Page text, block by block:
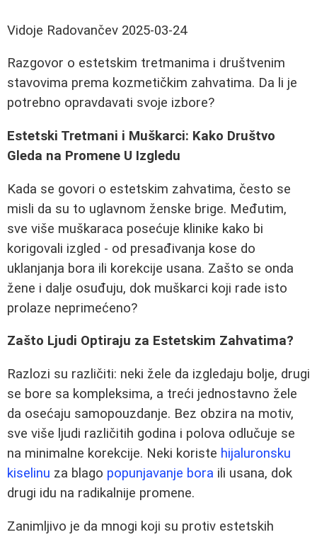
Vidoje Radovančev 2025-03-24
Razgovor o estetskim tretmanima i društvenim
stavovima prema kozmetičkim zahvatima. Da li je
potrebno opravdavati svoje izbore?
Estetski Tretmani i Muškarci: Kako Društvo
Gleda na Promene U Izgledu
Kada se govori o estetskim zahvatima, često se
misli da su to uglavnom ženske brige. Međutim,
sve više muškaraca posećuje klinike kako bi
korigovali izgled - od presađivanja kose do
uklanjanja bora ili korekcije usana. Zašto se onda
žene i dalje osuđuju, dok muškarci koji rade isto
prolaze neprimećeno?
Zašto Ljudi Optiraju za Estetskim Zahvatima?
Razlozi su različiti: neki žele da izgledaju bolje, drugi
se bore sa kompleksima, a treći jednostavno žele
da osećaju samopouzdanje. Bez obzira na motiv,
sve više ljudi različitih godina i polova odlučuje se
na minimalne korekcije. Neki koriste hijaluronsku
kiselinu za blago popunjavanje bora ili usana, dok
drugi idu na radikalnije promene.
Zanimljivo je da mnogi koji su protiv estetskih